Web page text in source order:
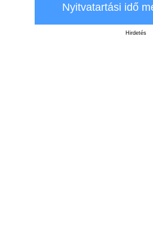
Nyitvatartási idő
Hirdetés